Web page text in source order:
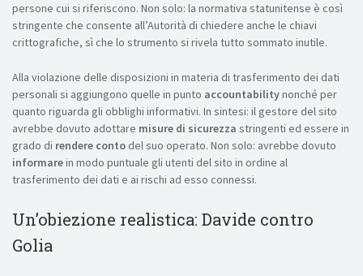
persone cui si riferiscono. Non solo: la normativa statunitense è così
stringente che consente all’Autorità di chiedere anche le chiavi
crittografiche, sì che lo strumento si rivela tutto sommato inutile.
Alla violazione delle disposizioni in materia di trasferimento dei dati
personali si aggiungono quelle in punto accountabilitynonché per
quanto riguarda gli obblighi informativi. In sintesi: il gestore del sito
avrebbe dovuto adottare misure di sicurezza stringenti ed essere in
grado di rendere conto del suo operato. Non solo: avrebbe dovuto
informarein modo puntuale gli utenti del sito in ordine al
trasferimento dei dati e ai rischi ad esso connessi.
Un’obiezione realistica: Davide contro
Golia